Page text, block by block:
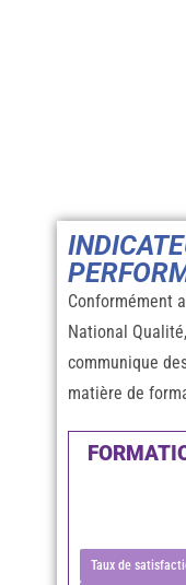
Conformément
National
communique
matière de
Taux de